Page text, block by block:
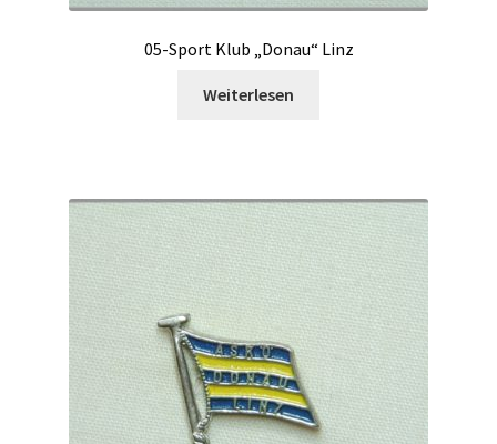
05-Sport Klub „Donau“ Linz
Weiterlesen